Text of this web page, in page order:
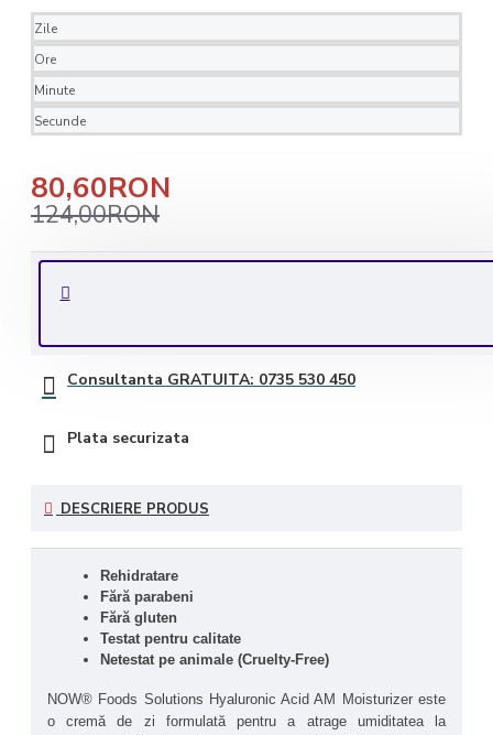
Zile
Ore
Minute
Secunde
80,60RON
124,00RON
Livrare rapida in 1-2 zile lucratoare
Consultanta GRATUITA: 0735 530 450
Plata securizata
DESCRIERE PRODUS
Rehidratare
Fără parabeni
Fără gluten
Testat pentru calitate
Netestat pe animale (Cruelty-Free)
NOW® Foods Solutions Hyaluronic Acid AM Moisturizer este
o cremă de zi formulată pentru a atrage umiditatea la